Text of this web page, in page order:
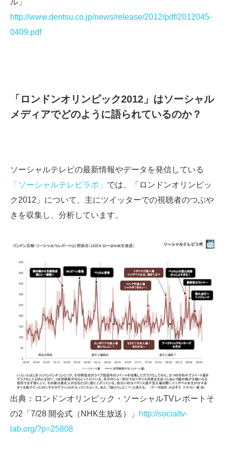
ル」
http://www.dentsu.co.jp/news/release/2012/pdf/2012045-
0409.pdf
「ロンドンオリンピック2012」はソーシャル
メディアでどのように語られているのか？
ソーシャルテレビの最新情報やデータを発信している
「ソーシャルテレビラボ」 では、「ロンドンオリンピッ
ク2012」について、主にツイッターでの視聴者のつぶや
きを収集し、分析しています。
出典：ロンドンオリンピック・ソーシャルTVレポートそ
の2「7/28 開会式（NHK生放送）」
http://socialtv-
lab.org/?p=25808